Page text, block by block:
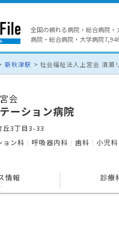
全国の頼れる病院・総合病院・
病院・総合病院・大学病院
新秋津駅 社会福祉法人上宮会 清瀬
会
ーション病院
丘3丁目3-33
ョン科
呼吸器内科 歯科 小児科
情報 診療